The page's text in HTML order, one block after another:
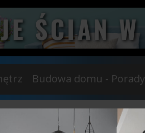
Budowa domu - Porady